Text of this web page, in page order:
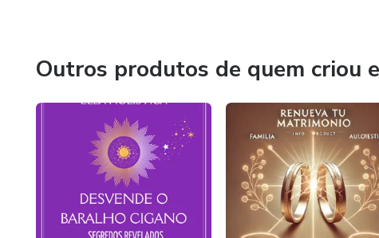
Outros produtos de quem criou